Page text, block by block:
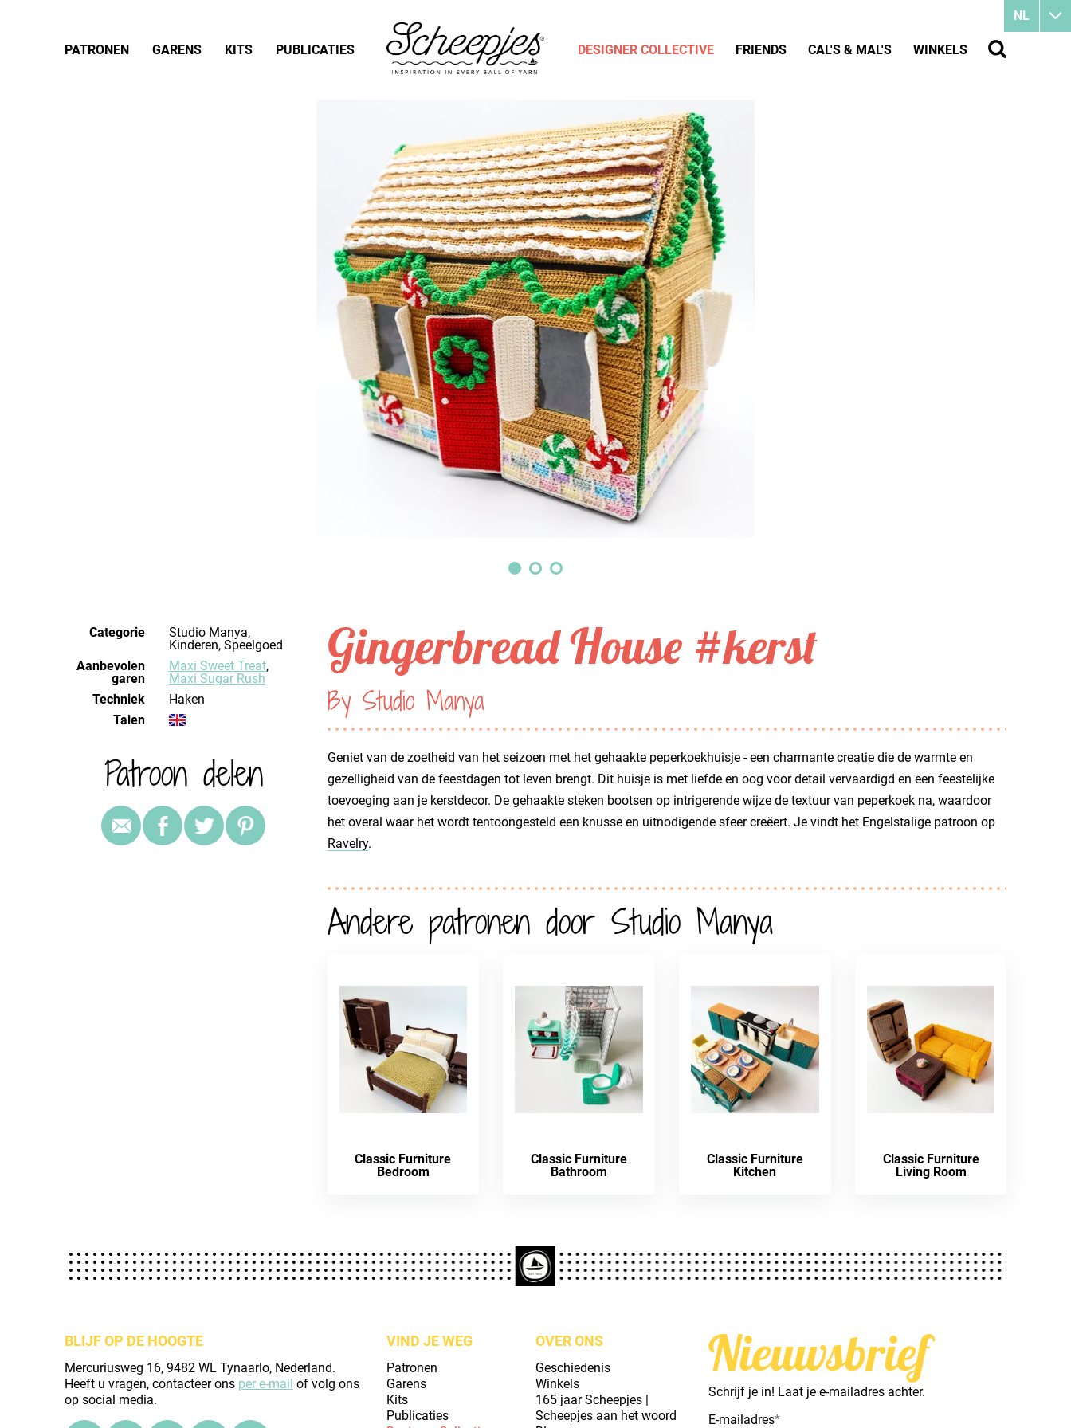
Categorie
Studio Manya,
Kinderen, Speelgoed
Aanbevolen
garen
Maxi Sweet Treat,
Maxi Sugar Rush
Techniek
haken
Talen
Patroon delen
Gingerbread House #kerst
By Studio Manya
Geniet van de zoetheid van het seizoen met het gehaakte peperkoekhuisje - een charmante creatie die de warmte en
gezelligheid van de feestdagen tot leven brengt. Dit huisje is met liefde en oog voor detail vervaardigd en een feestelijke
toevoeging aan je kerstdecor. De gehaakte steken bootsen op intrigerende wijze de textuur van peperkoek na, waardoor
het overal waar het wordt tentoongesteld een knusse en uitnodigende sfeer creëert. Je vindt het Engelstalige patroon op
Ravelry.
Andere patronen door Studio Manya
Classic Furniture
Bedroom
Classic Furniture
Bathroom
Classic Furniture
Kitchen
Classic Furniture
Living Room
BLIJF OP DE HOOGTE
Mercuriusweg 16, 9482 WL Tynaarlo, Nederland.
Heeft u vragen, contacteer ons per e-mail of volg ons
op social media.
VIND JE WEG
Patronen
Garens
Kits
Publicaties
OVER ONS
Geschiedenis
Winkels
165 jaar Scheepjes |
Scheepjes aan het woord
Nieuwsbrief
Schrijf je in! Laat je e-mailadres achter.
E-mailadres*
NL
PATRONEN GARENS KITS PUBLICATIES DESIGNER COLLECTIVE FRIENDS CAL'S & MAL'S WINKELS